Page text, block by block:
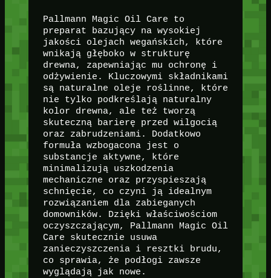
Pallmann Magic Oil Care to
preparat bazujący na wysokiej
jakości olejach wegańskich, które
wnikają głęboko w strukturę
drewna, zapewniając mu ochronę i
odżywienie. Kluczowymi składnikami
są naturalne oleje roślinne, które
nie tylko podkreślają naturalny
kolor drewna, ale też tworzą
skuteczną barierę przed wilgocią
oraz zabrudzeniami. Dodatkowo
formuła wzbogacona jest o
substancje aktywne, które
minimalizują uszkodzenia
mechaniczne oraz przyspieszają
schnięcie, co czyni ją idealnym
rozwiązaniem dla zabieganych
domowników. Dzięki właściwościom
oczyszczającym, Pallmann Magic Oil
Care skutecznie usuwa
zanieczyszczenia i resztki brudu,
co sprawia, że podłogi zawsze
wyglądają jak nowe.